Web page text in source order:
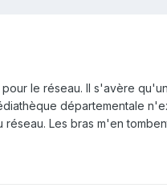
le réseau. Il s'avère
départementale
Les bras m'en